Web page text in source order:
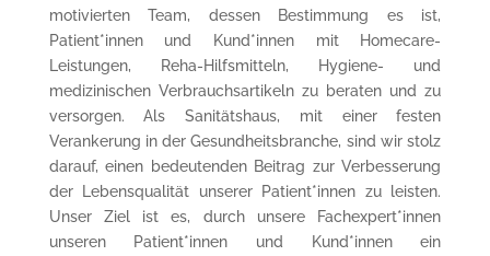
motivierten Team, dessen Bestimmung es ist,
Patient*innen und Kund*innen mit Homecare-
Leistungen, Reha-Hilfsmitteln, Hygiene- und
medizinischen Verbrauchsartikeln zu beraten und zu
versorgen. Als Sanitätshaus, mit einer festen
Verankerung in der Gesundheitsbranche, sind wir stolz
darauf, einen bedeutenden Beitrag zur Verbesserung
der Lebensqualität unserer Patient*innen zu leisten.
Unser Ziel ist es, durch unsere Fachexpert*innen
unseren Patient*innen und Kund*innen ein